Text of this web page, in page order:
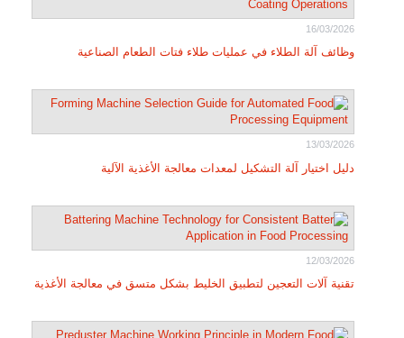
16/03/2026
وظائف آلة الطلاء في عمليات طلاء فتات الطعام الصناعية
13/03/2026
دليل اختيار آلة التشكيل لمعدات معالجة الأغذية الآلية
12/03/2026
تقنية آلات التعجين لتطبيق الخليط بشكل متسق في معالجة الأغذية